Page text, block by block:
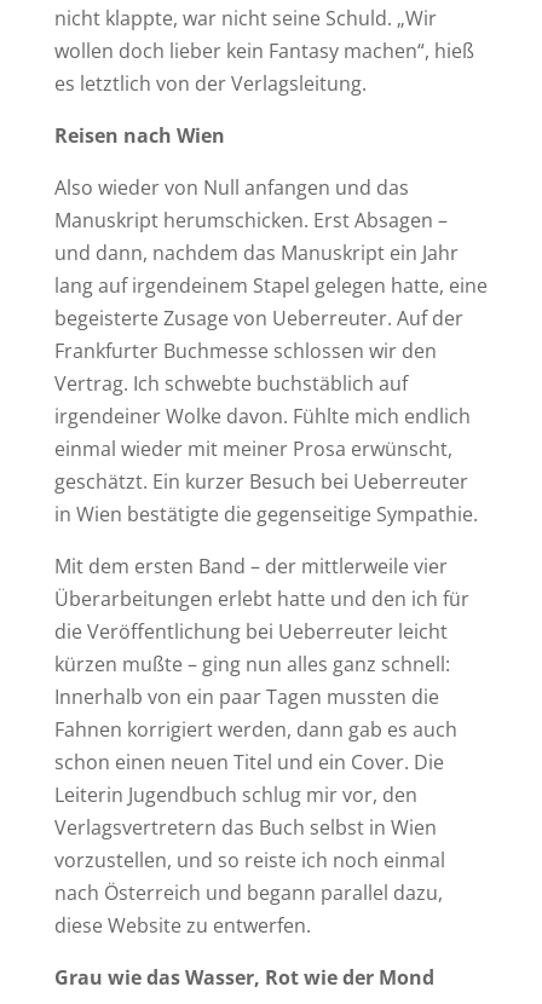
nicht klappte, war nicht seine Schuld. „Wir
wollen doch lieber kein Fantasy machen“, hieß
es letztlich von der Verlagsleitung.
Reisen nach Wien
Also wieder von Null anfangen und das
Manuskript herumschicken. Erst Absagen –
und dann, nachdem das Manuskript ein Jahr
lang auf irgendeinem Stapel gelegen hatte, eine
begeisterte Zusage von Ueberreuter. Auf der
Frankfurter Buchmesse schlossen wir den
Vertrag. Ich schwebte buchstäblich auf
irgendeiner Wolke davon. Fühlte mich endlich
einmal wieder mit meiner Prosa erwünscht,
geschätzt. Ein kurzer Besuch bei Ueberreuter
in Wien bestätigte die gegenseitige Sympathie.
Mit dem ersten Band – der mittlerweile vier
Überarbeitungen erlebt hatte und den ich für
die Veröffentlichung bei Ueberreuter leicht
kürzen mußte – ging nun alles ganz schnell:
Innerhalb von ein paar Tagen mussten die
Fahnen korrigiert werden, dann gab es auch
schon einen neuen Titel und ein Cover. Die
Leiterin Jugendbuch schlug mir vor, den
Verlagsvertretern das Buch selbst in Wien
vorzustellen, und so reiste ich noch einmal
nach Österreich und begann parallel dazu,
diese Website zu entwerfen.
Grau wie das Wasser, Rot wie der Mond